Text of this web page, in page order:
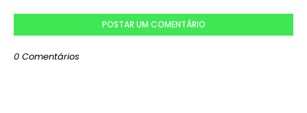
POSTAR UM COMENTÁRIO
0 Comentários